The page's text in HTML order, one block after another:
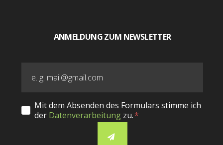
ANMELDUNG ZUM NEWSLETTER
Mit dem Absenden des Formulars stimme ich
der Datenverarbeitung zu.